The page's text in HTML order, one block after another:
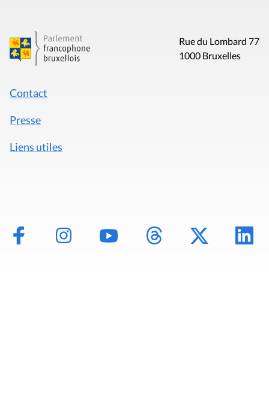
Rue du Lombard 77
1000 Bruxelles
Contact
Presse
Liens utiles